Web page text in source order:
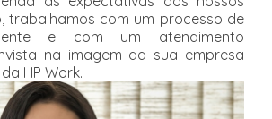
trabalhamos com um processo de
e com um atendimento
na imagem da sua empresa
HP Work.